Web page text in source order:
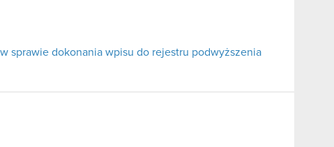
sprawie dokonania wpisu do rejestru podwyższenia